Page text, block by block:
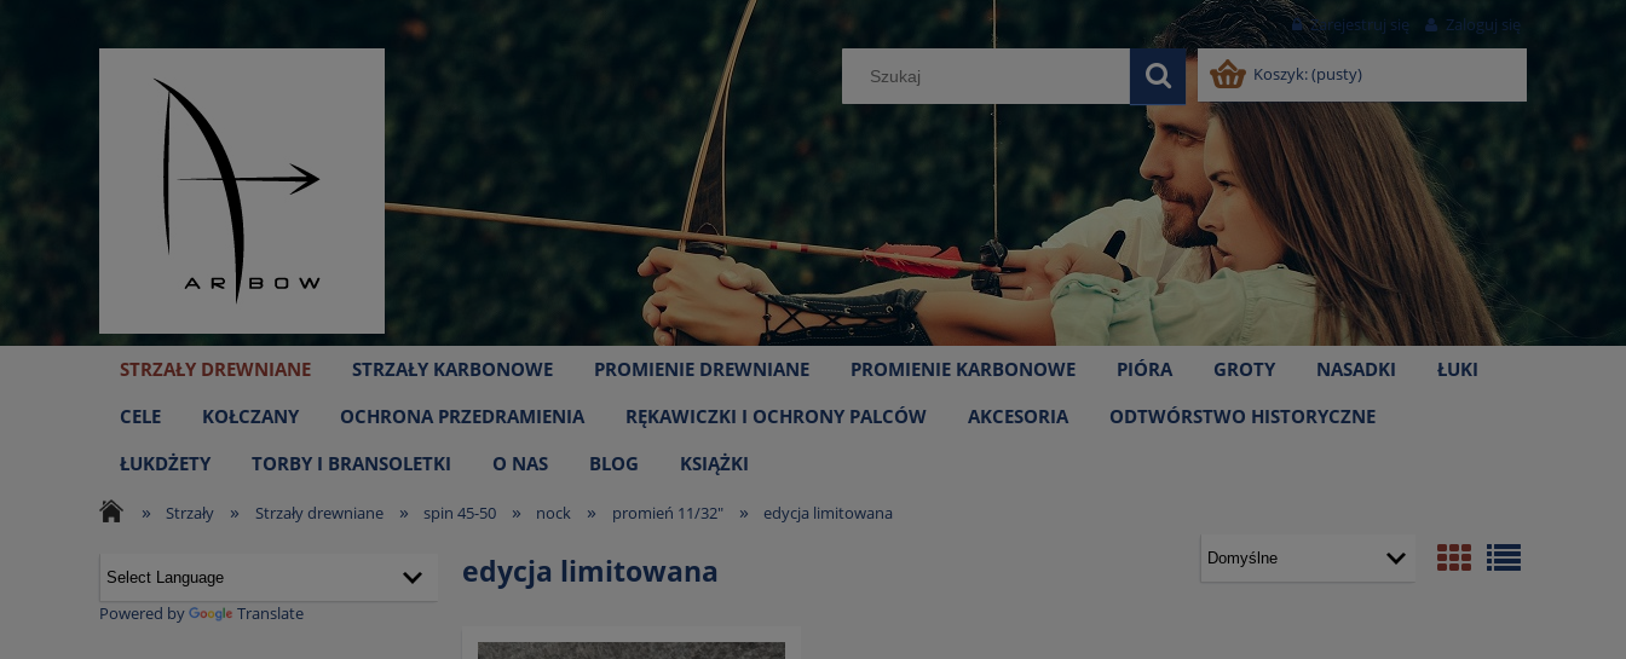
Zarejestruj się Zaloguj się
Koszyk:(pusty)
STRZAŁY DREWNIANE STRZAŁY KARBONOWE PROMIENIE DREWNIANE PROMIENIE KARBONOWE PIÓRA GROTY NASADKI
ŁUKI
CELE
KOŁCZANY OCHRONA PRZEDRAMIENIA RĘKAWICZKI I OCHRONY PALCÓW AKCESORIA
ODTWÓRSTWO HISTORYCZNE
ŁUKDŻETY
TORBY I BRANSOLETKI O NAS BLOG KSIĄŻKI
» Strzały » Strzały drewniane » spin 45-50 » nock » promień 11/32" » edycja limitowana
Powered by Translate
edycja limitowana